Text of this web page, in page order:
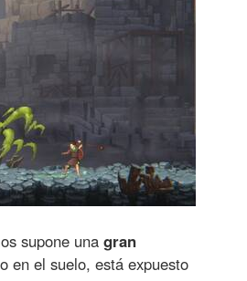
supone una gran
en el suelo, está expuesto